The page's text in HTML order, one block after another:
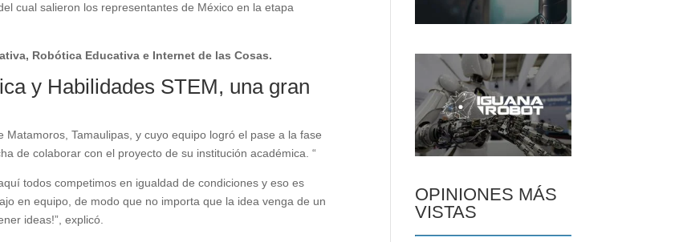
cual salieron los representantes de México en la etapa
Robótica Educativa e Internet de las Cosas.
y Habilidades STEM, una gran
Matamoros, Tamaulipas, y cuyo equipo logró el pase a la fase
de colaborar con el proyecto de su institución académica. “
todos competimos en igualdad de condiciones y eso es
en equipo, de modo que no importa que la idea venga de un
ideas!”, explicó.
OPINIONES MÁS
VISTAS